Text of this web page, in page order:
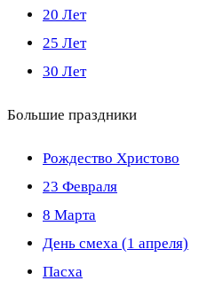
20 Лет
25 Лет
30 Лет
Большие праздники
Рождество Христово
23 Февраля
8 Марта
День смеха (1 апреля)
Пасха